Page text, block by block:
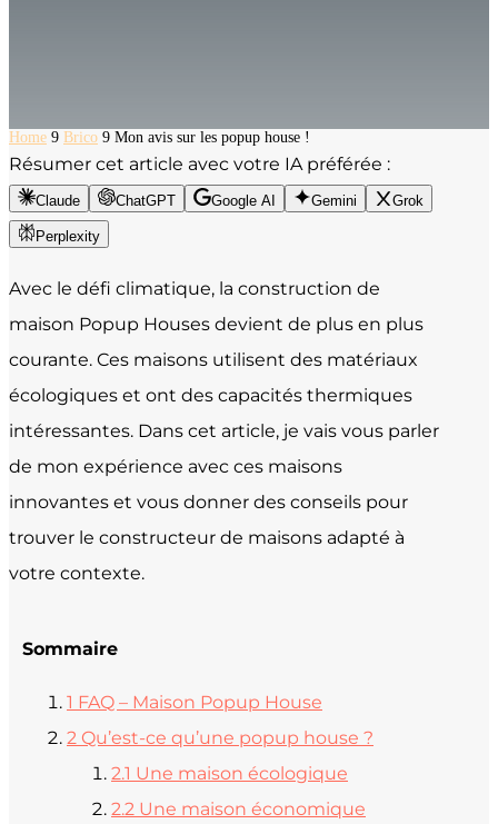
Home 9 Brico 9 Mon avis sur les popup house !
Résumer cet article avec votre IA préférée :
Claude ChatGPT Google AI Gemini Grok
Perplexity
Avec le défi climatique, la construction de
maison Popup Houses devient de plus en plus
courante. Ces maisons utilisent des matériaux
écologiques et ont des capacités thermiques
intéressantes. Dans cet article, je vais vous parler
de mon expérience avec ces maisons
innovantes et vous donner des conseils pour
trouver le constructeur de maisons adapté à
votre contexte.
Sommaire
1 FAQ – Maison Popup House
2 Qu’est-ce qu’une popup house ?
2.1 Une maison écologique
2.2 Une maison économique